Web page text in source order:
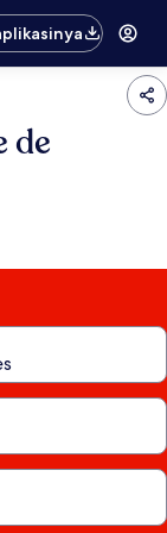
de